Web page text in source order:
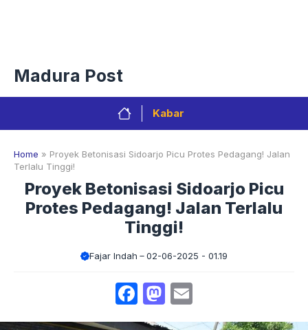
Madura Post
Kabar
Home » Proyek Betonisasi Sidoarjo Picu Protes Pedagang! Jalan
Terlalu Tinggi!
Proyek Betonisasi Sidoarjo Picu
Protes Pedagang! Jalan Terlalu
Tinggi!
Fajar Indah 02-06-2025 - 01.19
Facebook
Mastodon